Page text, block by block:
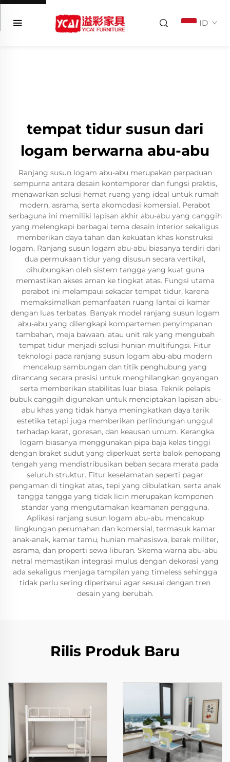
ID
tempat tidur susun dari
logam berwarna abu-abu
Ranjang susun logam abu-abu merupakan perpaduan
sempurna antara desain kontemporer dan fungsi praktis,
menawarkan solusi hemat ruang yang ideal untuk rumah
modern, asrama, serta akomodasi komersial. Perabot
serbaguna ini memiliki lapisan akhir abu-abu yang canggih
yang melengkapi berbagai tema desain interior sekaligus
memberikan daya tahan dan kekuatan khas konstruksi
logam. Ranjang susun logam abu-abu biasanya terdiri dari
dua permukaan tidur yang disusun secara vertikal,
dihubungkan oleh sistem tangga yang kuat guna
memastikan akses aman ke tingkat atas. Fungsi utama
perabot ini melampaui sekadar tempat tidur, karena
memaksimalkan pemanfaatan ruang lantai di kamar
dengan luas terbatas. Banyak model ranjang susun logam
abu-abu yang dilengkapi kompartemen penyimpanan
tambahan, meja bawaan, atau unit rak yang mengubah
tempat tidur menjadi solusi hunian multifungsi. Fitur
teknologi pada ranjang susun logam abu-abu modern
mencakup sambungan dan titik penghubung yang
dirancang secara presisi untuk menghilangkan goyangan
serta memberikan stabilitas luar biasa. Teknik pelapis
bubuk canggih digunakan untuk menciptakan lapisan abu-
abu khas yang tidak hanya meningkatkan daya tarik
estetika tetapi juga memberikan perlindungan unggul
terhadap karat, goresan, dan keausan umum. Kerangka
logam biasanya menggunakan pipa baja kelas tinggi
dengan braket sudut yang diperkuat serta balok penopang
tengah yang mendistribusikan beban secara merata pada
seluruh struktur. Fitur keselamatan seperti pagar
pengaman di tingkat atas, tepi yang dibulatkan, serta anak
tangga tangga yang tidak licin merupakan komponen
standar yang mengutamakan keamanan pengguna.
Aplikasi ranjang susun logam abu-abu mencakup
lingkungan perumahan dan komersial, termasuk kamar
anak-anak, kamar tamu, hunian mahasiswa, barak militer,
asrama, dan properti sewa liburan. Skema warna abu-abu
netral memastikan integrasi mulus dengan dekorasi yang
ada sekaligus menjaga tampilan yang timeless sehingga
tidak perlu sering diperbarui agar sesuai dengan tren
desain yang berubah.
Rilis Produk Baru